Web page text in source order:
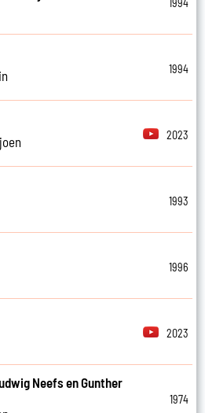
1994
2023
1993
1996
2023
Neefs en Gunther
1974